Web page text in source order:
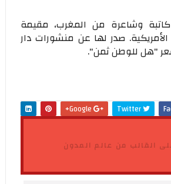
وشاعرة من المغرب، مقيمة
الأمريكية. صدر لها عن منشورات دار
"هل للوطن ثمن".
Twitter
القالب من عالم المدون